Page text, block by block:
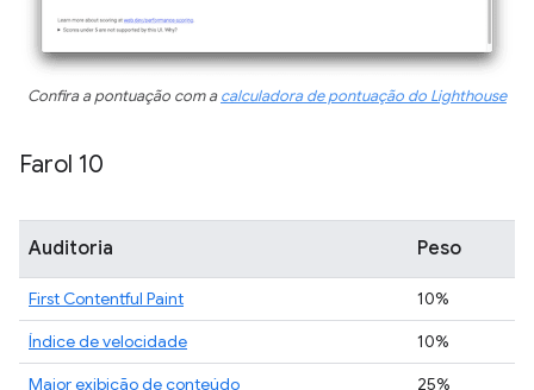
Confira a pontuação com acalculadora de pontuação do Lighthouse
Farol 10
Auditoria Peso
First Contentful Paint
10%
Índice de velocidade
10%
Maior exibição de conteúdo
25%